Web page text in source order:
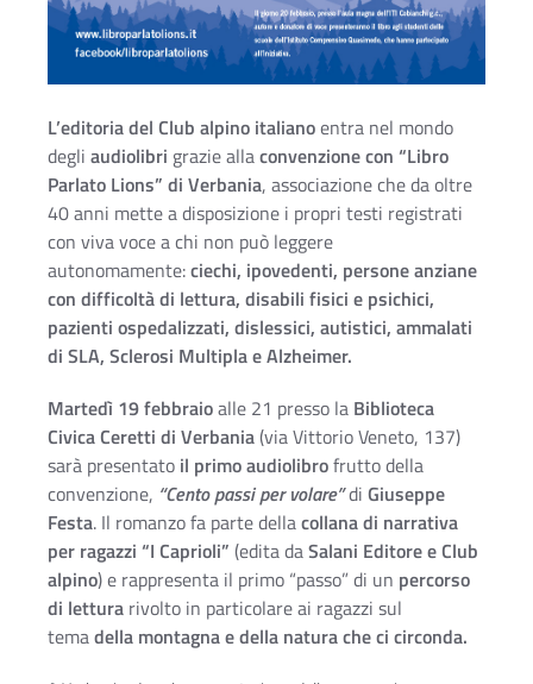
L’editoria del Club alpino italianoentra nel mondo
degli audiolibri grazie allaconvenzione con “Libro
Parlato Lions” di Verbania, associazione che da oltre
40 anni mette a disposizione i propri testi registrati
con viva voce a chi non può leggere
autonomamente:ciechi, ipovedenti, persone anziane
con difficoltà di lettura, disabili fisici e psichici,
pazienti ospedalizzati, dislessici, autistici, ammalati
di SLA, Sclerosi Multipla e Alzheimer.
Martedì 19 febbraioalle 21 presso la Biblioteca
Civica Ceretti di Verbania(via Vittorio Veneto, 137)
sarà presentato il primo audiolibrofrutto della
convenzione, “Cento passi per volare”di Giuseppe
Festa. Il romanzo fa parte dellacollana di narrativa
per ragazzi “I Caprioli” (edita daSalani Editore e Club
alpino) e rappresenta il primo “passo” di un percorso
di lettura rivolto in particolare ai ragazzi sul
temadella montagna e della natura che ci circonda.